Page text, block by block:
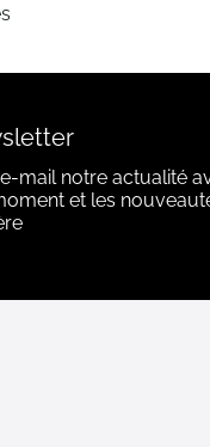
mail notre actualité
et les